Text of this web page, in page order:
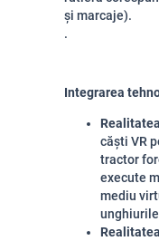
și marcaje).
.
Integrarea
căști VR
tractor
execute
mediu